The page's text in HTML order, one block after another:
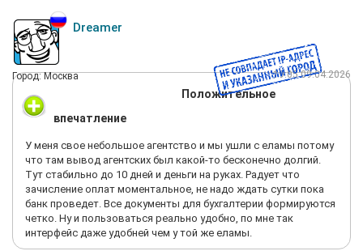
Dreamer
Город: Москва 19:05 09.04.2026
Положительное
впечатление
У меня свое небольшое агентство и мы ушли с еламы потому
что там вывод агентских был какой-то бесконечно долгий.
Тут стабильно до 10 дней и деньги на руках. Радует что
зачисление оплат моментальное, не надо ждать сутки пока
банк проведет. Все документы для бухгалтерии формируются
четко. Ну и пользоваться реально удобно, по мне так
интерфейс даже удобней чем у той же еламы.